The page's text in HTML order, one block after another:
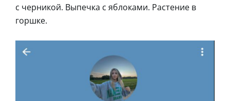
с черникой. Выпечка с яблоками. Растение в
горшке.